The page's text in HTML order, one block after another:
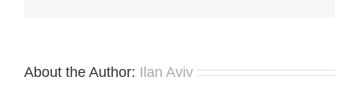
About the Author: Ilan Aviv